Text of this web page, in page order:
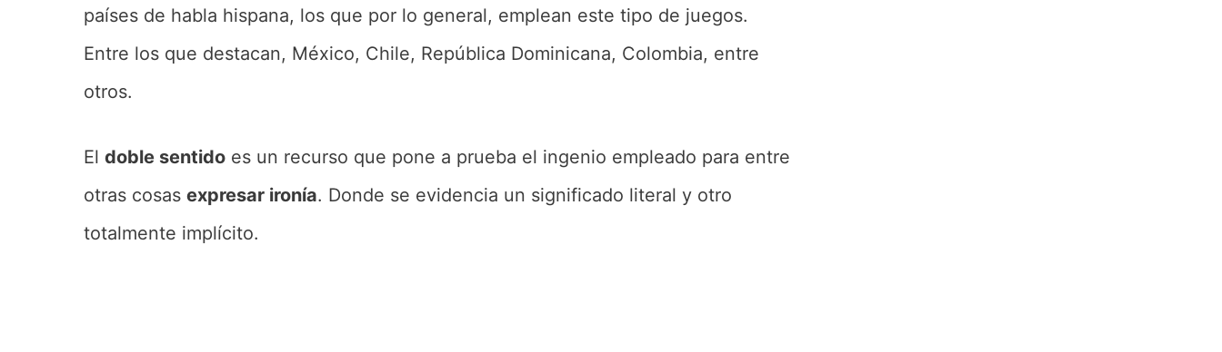
países de habla hispana, los que por lo general, emplean este tipo de juegos.
Entre los que destacan, México, Chile, República Dominicana, Colombia, entre
otros.
El doble sentido es un recurso que pone a prueba el ingenio empleado para entre
otras cosas expresar ironía. Donde se evidencia un significado literal y otro
totalmente implícito.